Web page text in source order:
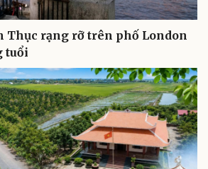
Thục rạng rỡ trên phố London
tuổi